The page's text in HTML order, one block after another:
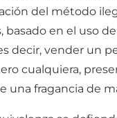
del método
basado en el uso
decir, vender un
cualquiera,
una fragancia de